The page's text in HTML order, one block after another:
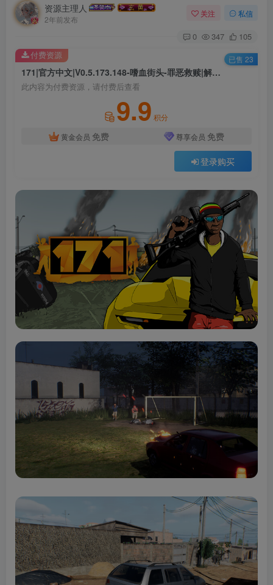
资源主理人
2年前发布
关注 私信
0 347 105
171|官方中文|V0.5.173.148-嗜血街头-罪恶救赎|解压即撸|
此内容为付费资源，请付费后查看
9.9 积分
黄金会员 免费 尊享会员 免费
登录购买
付费资源 已售 23